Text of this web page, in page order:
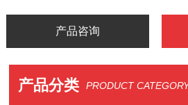
产品咨询
产品分类 PRODUCT